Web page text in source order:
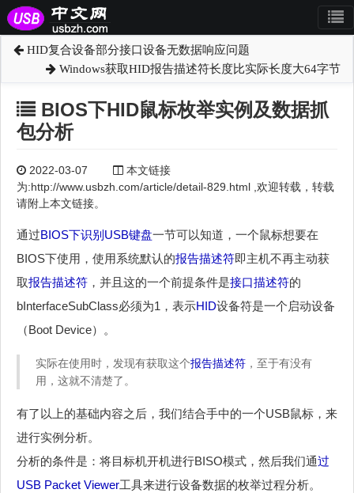
HID复合设备部分接口设备无数据响应问题
Windows获取HID报告描述符长度比实际长度大64字节
BIOS下HID鼠标枚举实例及数据抓
包分析
2022-03-07
本文链接
为:http://www.usbzh.com/article/detail-829.html ,欢迎转载，转载
请附上本文链接。
通过BIOS下识别USB键盘一节可以知道，一个鼠标想要在
BIOS下使用，使用系统默认的报告描述符即主机不再主动获
取报告描述符 ，并且这的一个前提条件是接口描述符的
bInterfaceSubClass必须为1，表示HID设备符是一个启动设备
（Boot Device）。
实际在使用时，发现有获取这个报告描述符 ，至于有没有
用，这就不清楚了。
有了以上的基础内容之后，我们结合手中的一个USB鼠标，来
进行实例分析。
分析的条件是：将目标机开机进行BISO模式，然后我们通过
USB Packet Viewer工具来进行设备数据的枚举过程分析。